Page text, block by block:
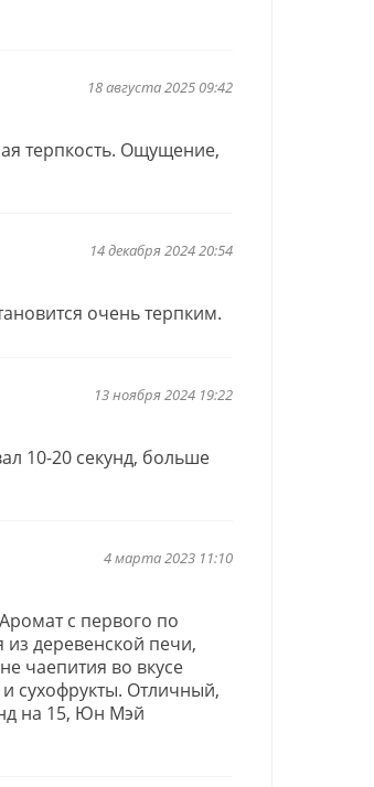
18 августа 2025 09:42
терпкость. Ощущение,
14 декабря 2024 20:54
очень терпким.
13 ноября 2024 19:22
10-20 секунд, больше
4 марта 2023 11:10
с первого по
деревенской печи,
чаепития во вкусе
сухофрукты. Отличный,
на 15, Юн Мэй